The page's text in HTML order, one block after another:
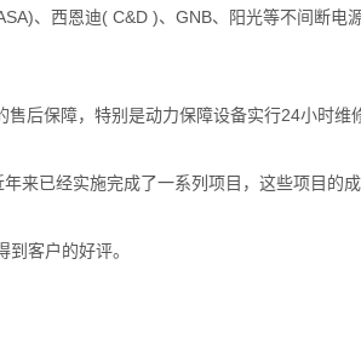
、西恩迪( C&D )、GNB、阳光等不间断电
售后保障，特别是动力保障设备实行24小时
来已经实施完成了一系列项目，这些项目的
到客户的好评。